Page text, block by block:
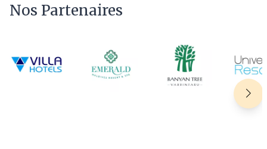
Nos Partenaires